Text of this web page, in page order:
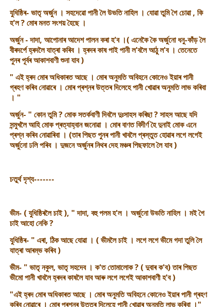
যুধিষ্ঠিৰ- ভাতৃ অৰ্জুন । সহদেৱো পানী লৈ উভতি নাহিল । যোৱা তুমি গৈ চোৱা , কি
হ'ল ? মোৰ মনত সংশয় হৈছে ।
অৰ্জুন - দাদা, আপোনাৰ আদেশ পালন কৰা হ'ব ।( এনেকৈ কৈ অৰ্জুনো ধনু-কাঁড় লৈ
বীৰদৰ্পে হ্ৰদলৈ যাত্ৰা কৰিব । হ্ৰদৰ কাষ পাই পানী ল'বলৈ আঠু ল'ব । তেনেতে
পুনৰ পূৰ্বৰ আকাশবাণী শুনা যাব )
" এই হ্ৰদ মোৰ অধিকাৰত আছে । মোৰ অনুমতি অবিহনে কোনেও ইয়াৰ পানী
গ্ৰহণ কৰিব নোৱাৰে । মোৰ প্ৰশ্নৰ উত্তৰ দিলেহে পানী খোৱাৰ অনুমতি লাভ কৰিবা
। "
অৰ্জুন- " কোন তুমি ? মোক সতৰ্কবাণী দিবলৈ দুঃসাহস কৰিছা ? সাহস আছে যদি
সন্মুখলৈ আহি মোক প্ৰত্যাহ্বান জনোৱা । মোৰ বাণত বিদীৰ্ণ হৈ দুনাই মোক এনে
প্ৰশ্ন কৰিব নোৱাৰিবা । (তাৰ পিছত পুনৰ পানী খাবলৈ প্ৰস্তুত হোৱাৰ লগে লগেই
অৰ্জুনো ঢলি পৰিব । দুজনে অৰ্জুনৰ নিথৰ দেহ মঞ্চৰ পিছফালে লৈ যাব )
চতুৰ্থ দৃশ্য-------
ভীম- ( যুধিষ্ঠিৰলৈ চাই ), " দাদা, বহু পলম হ'ল । অৰ্জুনো উভতি নাহিল । মই গৈ
চাই আহো নেকি ?
যুধিষ্ঠিৰ- " এৰা, ঠিক আছে যোৱা । ( ভীমলৈ চাই । লগে লগে ভীমে গদা তুলি লৈ
যাত্ৰা আৰম্ভ কৰিব )
ভীম- " ভাতৃ নকুল, ভাতৃ সহদেব । ক'ত তোমালোক ? ( দুবাৰ ক'ব) তাৰ পিছত
ভীমো পানী খাবলৈ হ্ৰদৰ কাষলৈ যাব আৰু লগে লগেই আকাশবাণী হ'ব )
"এই হ্ৰদ মোৰ অধিকাৰত আছে । মোৰ অনুমতি অবিহনে কোনেও ইয়াৰ পানী গ্ৰহণ
কৰিব নোৱাৰে । মোৰ প্ৰশ্নৰ উত্তৰ দিলেহে পানী খোৱাৰ অনুমতি লাভ কৰিবা ।"